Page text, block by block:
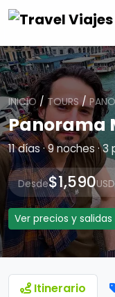
INICIO / TOURS/
Panorama
11 días · 9 noches ·
Desde$1,590
Ver precios y salidas
Itinerario